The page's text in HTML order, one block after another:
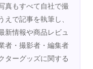
真もすべて自社で撮
で記事を執筆し、
新情報や商品レビュ
者・撮影者・編集者
ターグッズに関する